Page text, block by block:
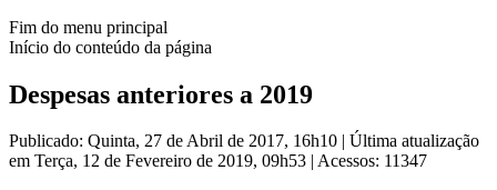
Fim do menu principal
Início do conteúdo da página
Despesas anteriores a 2019
Publicado: Quinta, 27 de Abril de 2017, 16h10 | Última atualização
em Terça, 12 de Fevereiro de 2019, 09h53 | Acessos: 11347